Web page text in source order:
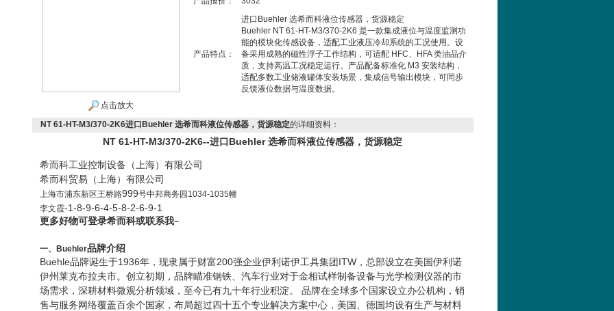
点击放大
产品特点：
进口Buehler 选希而科液位传感器，货源稳定
Buehler NT 61-HT-M3/370-2K6 是一款集成液位与温度监测功
能的模块化传感设备，适配工业液压冷却系统的工况使用。设
备采用成熟的磁性浮子工作结构，可适配 HFC、HFA 类油品介
质，支持高温工况稳定运行。产品配备标准化 M3 安装结构，
适配多数工业储液罐体安装场景，集成信号输出模块，可同步
反馈液位数据与温度数据。
NT 61-HT-M3/370-2K6进口Buehler 选希而科液位传感器，货源稳定的详细资料：
NT 61-HT-M3/370-2K6--进口Buehler 选希而科液位传感器，货源稳定
希而科工业控制设备（上海）有限公司
希而科贸易（上海）有限公司
上海市浦东新区王桥路999号中邦商务园 1034-1035幢
李文霞-1-8-9-6-4-5-8-2-6-9-1
更多好物可登录希而科或联系我~
一、 Buehler品牌介绍
Buehle品牌诞生于1936年，现隶属于财富200强企业伊利诺伊工具集团ITW ，总部设立在美国伊利诺
伊州莱克布拉夫市。创立初期，品牌瞄准钢铁、汽车行业对于金相试样制备设备与光学检测仪器的市
场需求，深耕材料微观分析领域，至今已有九十年行业积淀。 品牌在全球多个国家设立办公机构，销
售与服务网络覆盖百余个国家，布局超过四十五个专业解决方案中心，美国、德国均设有生产与材料